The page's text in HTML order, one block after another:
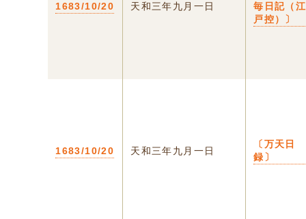
1683/10/20 天和三年九月一日
毎日記（江
戸控）〕
1683/10/20 天和三年九月一日
〔万天日
録〕